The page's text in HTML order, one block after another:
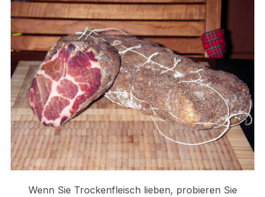
Wenn Sie Trockenfleisch lieben, probieren Sie